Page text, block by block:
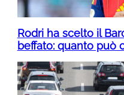
Rodri ha scelto il
beffato: quanto può